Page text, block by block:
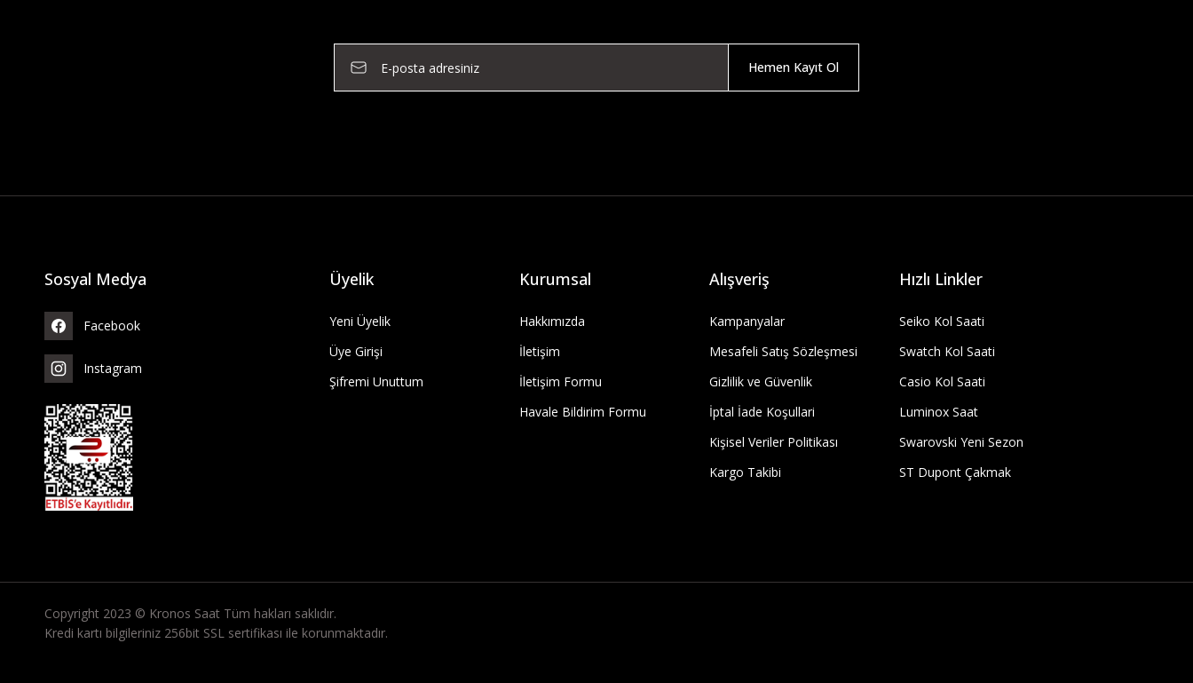
Hemen Kayıt Ol
Sosyal Medya
Facebook
Instagram
Üyelik
Yeni Üyelik
Üye Girişi
Şifremi Unuttum
Kurumsal
Hakkımızda
İletişim
İletişim Formu
Havale Bildirim Formu
Alışveriş
Kampanyalar
Mesafeli Satış Sözleşmesi
Gizlilik ve Güvenlik
İptal İade Koşullari
Kişisel Veriler Politikası
Kargo Takibi
Hızlı Linkler
Seiko Kol Saati
Swatch Kol Saati
Casio Kol Saati
Luminox Saat
Swarovski Yeni Sezon
ST Dupont Çakmak
Copyright 2023 © Kronos Saat Tüm hakları saklıdır.
Kredi kartı bilgileriniz 256bit SSL sertifikası ile korunmaktadır.